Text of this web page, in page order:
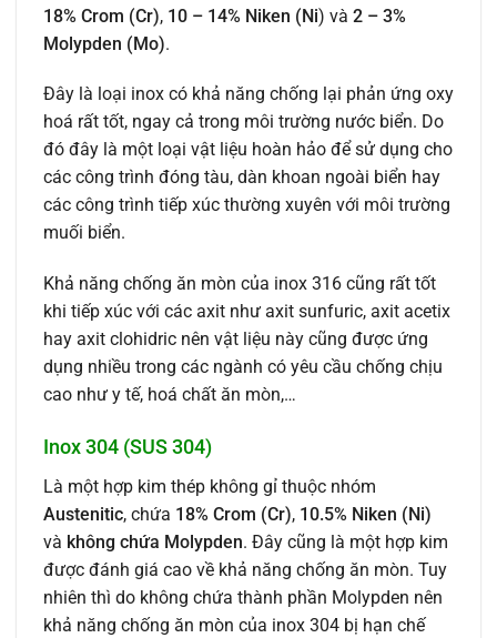
18% Crom (Cr), 10 – 14% Niken (Ni) và 2 – 3%
Molypden (Mo).
Đây là loại inox có khả năng chống lại phản ứng oxy
hoá rất tốt, ngay cả trong môi trường nước biển. Do
đó đây là một loại vật liệu hoàn hảo để sử dụng cho
các công trình đóng tàu, dàn khoan ngoài biển hay
các công trình tiếp xúc thường xuyên với môi trường
muối biển.
Khả năng chống ăn mòn của inox 316 cũng rất tốt
khi tiếp xúc với các axit như axit sunfuric, axit acetix
hay axit clohidric nên vật liệu này cũng được ứng
dụng nhiều trong các ngành có yêu cầu chống chịu
cao như y tế, hoá chất ăn mòn,…
Inox 304 (SUS 304)
Là một hợp kim thép không gỉ thuộc nhóm
Austenitic, chứa 18% Crom (Cr), 10.5% Niken (Ni)
và không chứa Molypden. Đây cũng là một hợp kim
được đánh giá cao về khả năng chống ăn mòn. Tuy
nhiên thì do không chứa thành phần Molypden nên
khả năng chống ăn mòn của inox 304 bị hạn chế